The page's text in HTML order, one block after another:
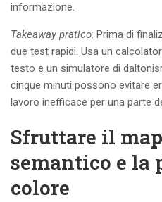
informazione.
Takeaway pratico: Prima di
due test rapidi. Usa un
testo e un simulatore di
cinque minuti possono evitare
lavoro inefficace per una parte
Sfruttare il
semantico e la
colore